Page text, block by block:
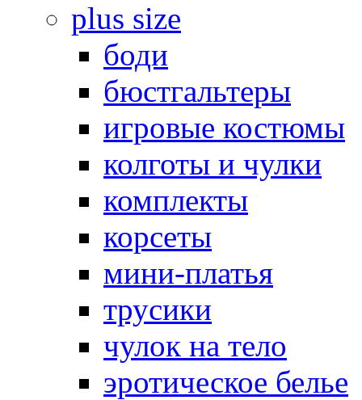
plus size
боди
бюстгальтеры
игровые костюмы
колготы и чулки
комплекты
корсеты
мини-платья
трусики
чулок на тело
эротическое белье